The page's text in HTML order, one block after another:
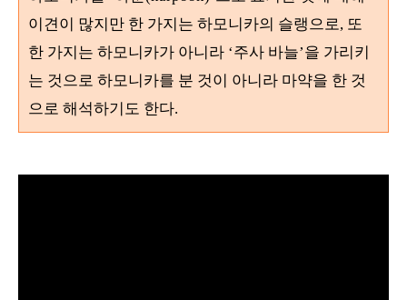
이견이 많지만 한 가지는 하모니카의 슬랭으로, 또
한 가지는 하모니카가 아니라 ‘주사 바늘’을 가리키
는 것으로 하모니카를 분 것이 아니라 마약을 한 것
으로 해석하기도 한다.